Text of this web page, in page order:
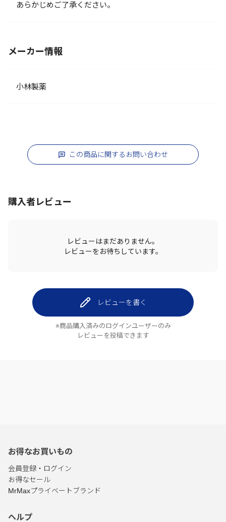
あらかじめご了承ください。
メーカー情報
小林製薬
この商品に関するお問い合わせ
購入者レビュー
レビューはまだありません。
レビューをお待ちしています。
レビューを書く
※商品購入済みのログインユーザーのみ
レビューを投稿できます
お得なお買いもの
会員登録・ログイン
お得なセール
MrMaxプライベートブランド
ヘルプ